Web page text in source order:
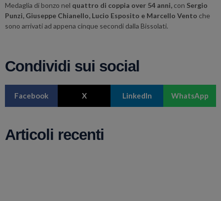
Medaglia di bonzo nel quattro di coppia over 54 anni, con Sergio
Punzi, Giuseppe Chianello, Lucio Esposito e Marcello Vento che
sono arrivati ad appena cinque secondi dalla Bissolati.
Condividi sui social
Facebook X LinkedIn WhatsApp
Articoli recenti